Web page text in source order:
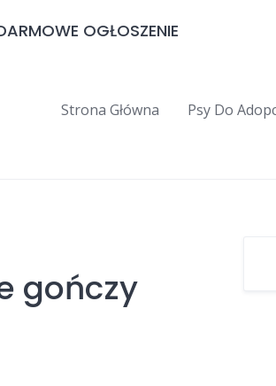
OGŁOSZENIE
Strona Główna Psy Do
gończy